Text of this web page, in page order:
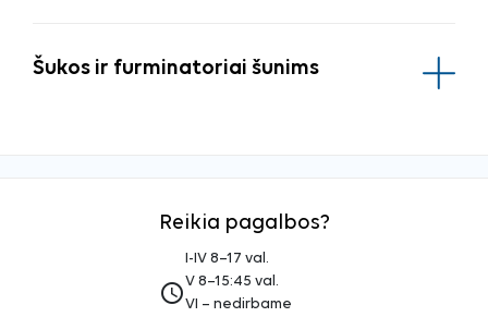
Šukos ir furminatoriai šunims
Reikia pagalbos?
access_time
I-IV 8–17 val.
V 8–15:45 val.
VI – nedirbame